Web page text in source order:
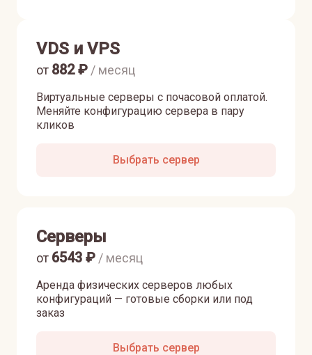
VDS и VPS
Виртуальные серверы с почасовой оплатой.
Меняйте конфигурацию сервера в пару
кликов
от 882₽ / месяц
Выбрать сервер
Серверы
Аренда физических серверов любых
конфигураций — готовые сборки или под
заказ
от 6543 ₽ / месяц
Выбрать сервер